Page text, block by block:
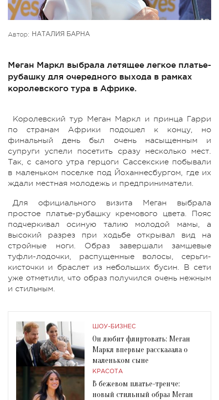
Автор: НАТАЛИЯ БАРНА
Меган Маркл выбрала летящее легкое платье-
рубашку для очередного выхода в рамках
королевского тура в Африке.
Королевский тур Меган Маркл и принца Гарри
по странам Африки подошел к концу, но
финальный день был очень насыщенным и
супруги успели посетить сразу несколько мест.
Так, с самого утра герцоги Сассекские побывали
в маленьком поселке под Йоханнесбургом, где их
ждали местная молодежь и предприниматели.
Для официального визита Меган выбрала
простое платье-рубашку кремового цвета. Пояс
подчеркивал осиную талию молодой мамы, а
высокий разрез при ходьбе открывал вид на
стройные ноги. Образ завершали замшевые
туфли-лодочки, распущенные волосы, серьги-
кисточки и браслет из небольших бусин. В сети
уже отметили, что образ получился очень нежным
и стильным.
ШОУ-БИЗНЕС
Он любит флиртовать: Меган
Маркл впервые рассказала о
маленьком сыне
КРАСОТА
В бежевом платье-тренче:
новый стильный образ Меган